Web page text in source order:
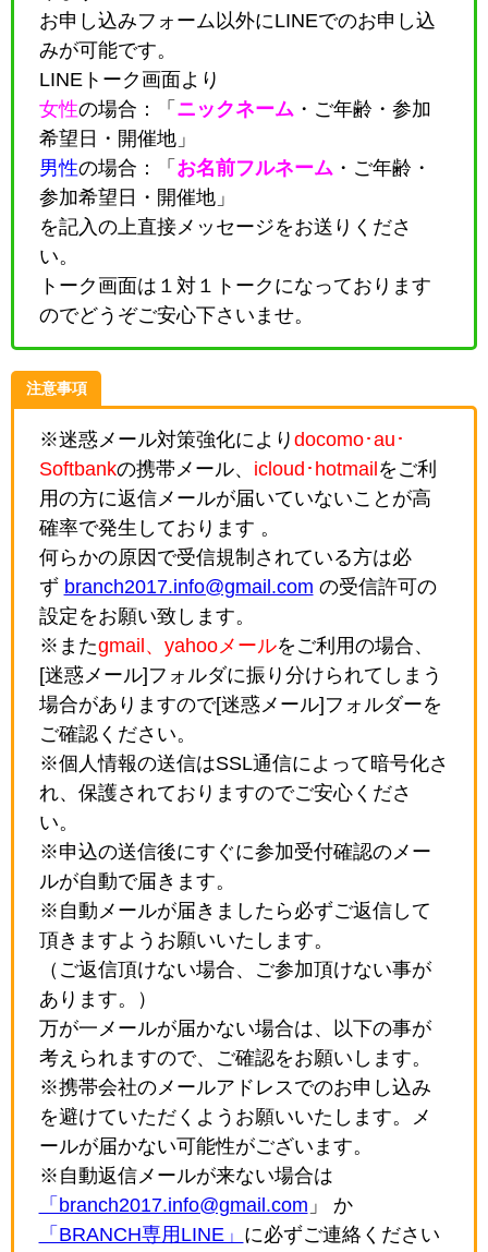
お申し込みフォーム以外にLINEでのお申し込
みが可能です。
LINEトーク画面より
女性の場合：「 ニックネーム ・ ご年齢・参加
希望日・開催地」
男性の場合：「 お名前フルネーム ・ ご年齢・
参加希望日・開催地」
を記入の上直接メッセージをお送りくださ
い。
トーク画面は１対１トークになっております
のでどうぞご安心下さいませ。
注意事項
※迷惑メール対策強化により docomo･au･
Softbankの携帯メール、 icloud･hotmail をご利
用の方に返信メールが届いていないことが高
確率で発生しております 。
何らかの原因で受信規制されている方は必
ず branch2017.info@gmail.com の受信許可の
設定をお願い致します。
※またgmail、yahooメールをご利用の場合、
[迷惑メール]フォルダに振り分けられてしまう
場合がありますので[迷惑メール]フォルダーを
ご確認ください。
※個人情報の送信はSSL通信によって暗号化さ
れ、保護されておりますのでご安心くださ
い。
※申込の送信後にすぐに参加受付確認のメー
ルが自動で届きます。
※自動メールが届きましたら必ずご返信して
頂きますようお願いいたします。
（ご返信頂けない場合、ご参加頂けない事が
あります。）
万が一メールが届かない場合は、以下の事が
考えられますので、ご確認をお願いします。
※携帯会社のメールアドレスでのお申し込み
を避けていただくようお願いいたします。メ
ールが届かない可能性がございます。
※自動返信メールが来ない場合は
「branch2017.info@gmail.com 」 か
「BRANCH専用LINE」 に必ずご連絡ください